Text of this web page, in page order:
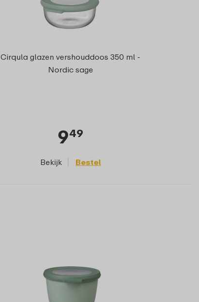
Cirqula glazen vershouddoos 350 ml -
Nordic sage
949
Bekijk Bestel